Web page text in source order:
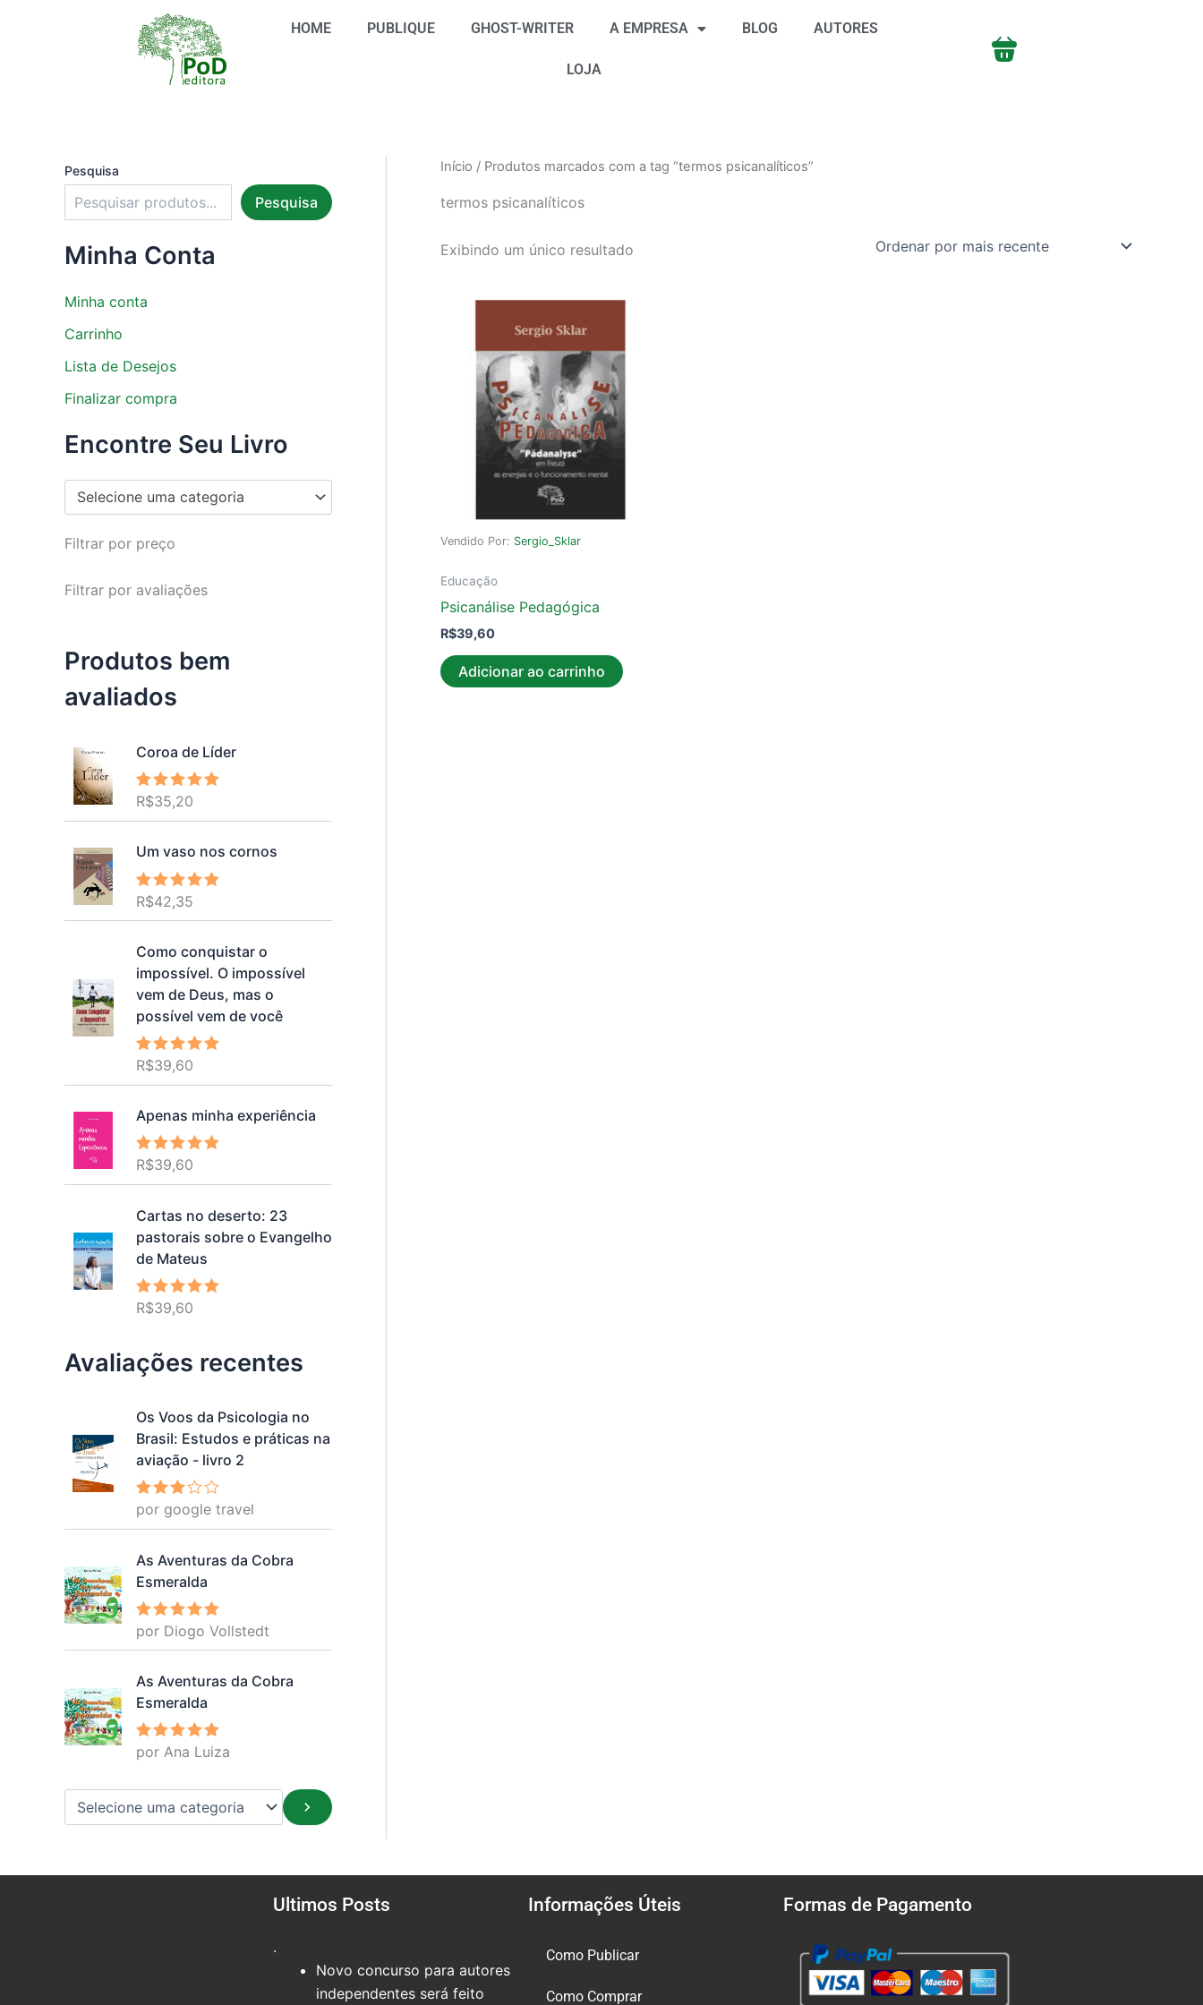
HOME PUBLIQUE GHOST-WRITER A EMPRESA BLOG AUTORES
LOJA
Pesquisa
Pesquisa
Minha Conta
Minha conta
Carrinho
Lista de Desejos
Finalizar compra
Encontre Seu Livro
Selecione uma categoria
Filtrar por preço
Filtrar por avaliações
Produtos bem
avaliados
Coroa de Líder
Avaliação
R$35,20
Um vaso nos cornos
Avaliação
de 5
R$42,35
Como conquistar o
impossível. O impossível
vem de Deus, mas o
possível vem de você
Avaliação
R$39,60
Apenas minha experiência
Avaliação
R$39,60
Cartas no deserto: 23
pastorais sobre o Evangelho
de Mateus
Avaliação
R$39,60
Avaliações recentes
Os Voos da Psicologia no
Brasil: Estudos e práticas na
aviação - livro 2
Avalia
ção 3
por google travel
As Aventuras da Cobra
Esmeralda
Avaliação
5
por Diogo Vollstedt
As Aventuras da Cobra
Esmeralda
Avaliação
5
por Ana Luiza
u
m
c
g
o
r
a
Início / Produtos marcados com a tag “termos psicanalíticos”
termos psicanalíticos
Exibindo um único resultado
Vendido Por: Sergio_Sklar
Educação
Psicanálise Pedagógica
R$39,60
Adicionar ao carrinho
Ultimos Posts
.
Novo concurso para autores
independentes será feito
Informações Úteis
Como Publicar
Como Comprar
Formas de Pagamento